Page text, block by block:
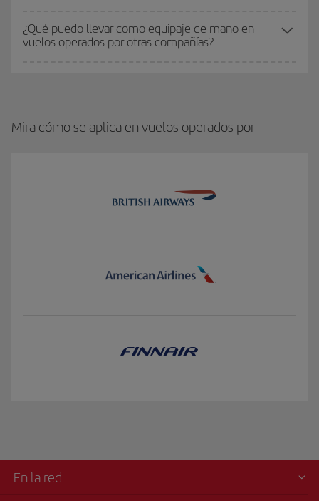
¿Qué puedo llevar como equipaje de mano en
vuelos operados por otras compañías?
Mira cómo se aplica en vuelos operados por
En la red